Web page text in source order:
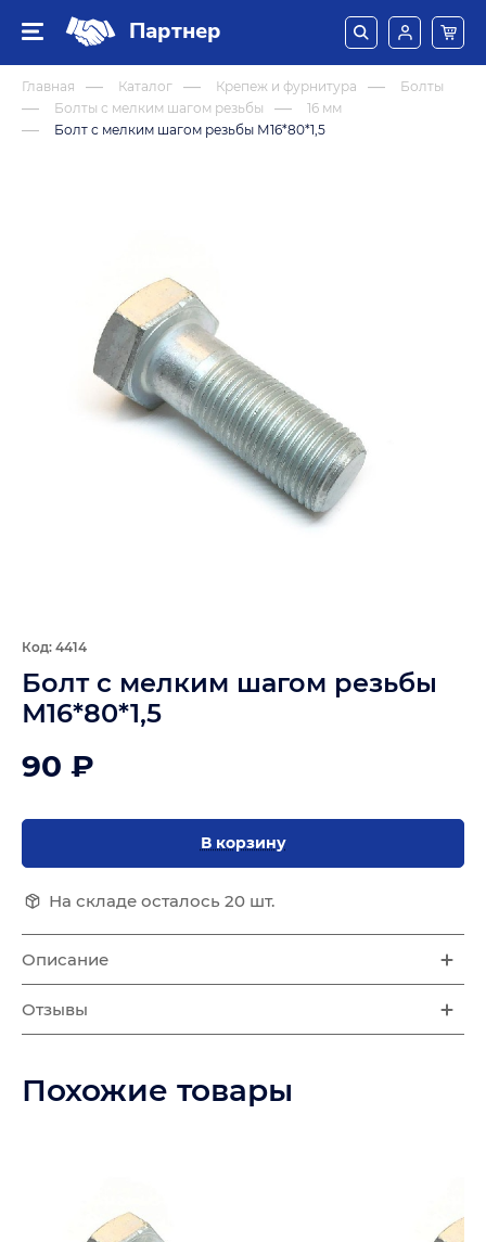
Партнер
Главная Каталог Крепеж и фурнитура
Болты
Болты с мелким шагом резьбы
16 мм
Болт с мелким шагом резьбы М16*80*1,5
Код: 4414
Болт с мелким шагом резьбы
М16*80*1,5
90 ₽
В корзину
На складе осталось 20 шт.
Описание
Отзывы
Похожие товары